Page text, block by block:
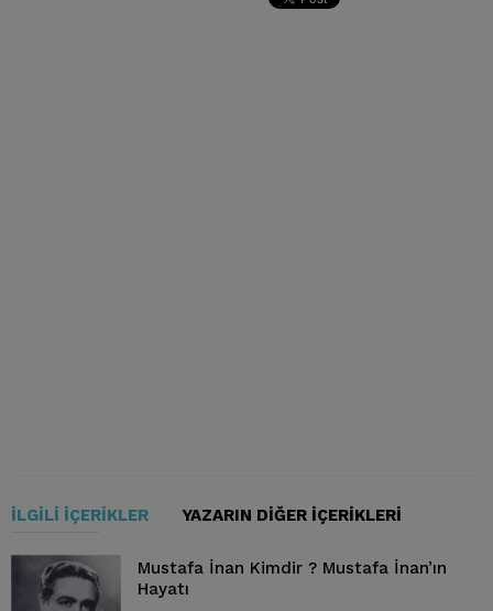
İLGILI İÇERIKLER YAZARIN DIĞER İÇERIKLERI
Mustafa İnan Kimdir ? Mustafa İnan’ın
Hayatı